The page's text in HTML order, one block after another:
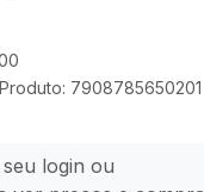
7908785650201
seu login ou